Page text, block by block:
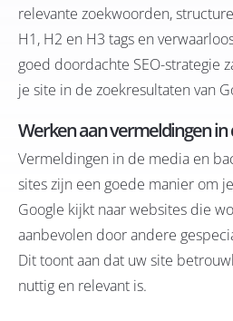
relevante zoekwoorden,
H1, H2 en H3 tags en
goed doordachte SEO-strategie
je site in de zoekresultaten van
Werken aanvermeldingen in
Vermeldingen in de media en
sites zijn een goede manier om
Google kijkt naar websites die
aanbevolen door andere
Dit toont aan dat uw site
nuttig en relevant is.